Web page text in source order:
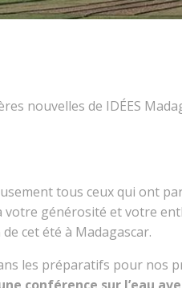
nouvelles de IDÉES
tous ceux qui ont
votre générosité et votre
cet été à Madagascar.
les préparatifs pour nos